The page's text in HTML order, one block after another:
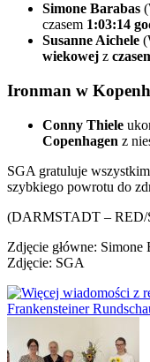
Simone Barabas
czasem 1:03:14
Susanne Aichele
wiekowej z
Ironman w
Conny Thiele
Copenhagen z
SGA gratuluje
szybkiego powrotu do
(DARMSTADT – RED/
Zdjęcie główne: Simone
Zdjęcie: SGA